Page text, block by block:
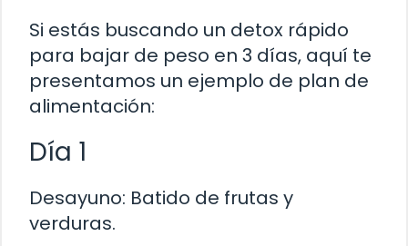
Si estás buscando un detox rápido
para bajar de peso en 3 días, aquí te
presentamos un ejemplo de plan de
alimentación:
Día 1
Desayuno: Batido de frutas y
verduras.